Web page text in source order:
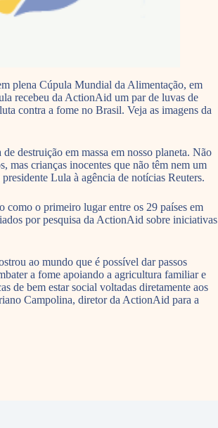
plena Cúpula Mundial da Alimentação, em
recebeu da ActionAid um par de luvas de
contra a fome no Brasil. Veja as imagens da
destruição em massa em nosso planeta. Não
mas crianças inocentes que não têm nem um
Lula à agência de notícias Reuters.
como o primeiro lugar entre os 29 países em
por pesquisa da ActionAid sobre iniciativas
ao mundo que é possível dar passos
a fome apoiando a agricultura familiar e
de bem estar social voltadas diretamente aos
Campolina, diretor da ActionAid para a